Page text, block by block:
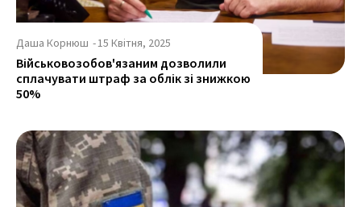
Даша Корнюш -15 Квітня, 2025
Військовозобов'язаним дозволили
сплачувати штраф за облік зі знижкою
50%